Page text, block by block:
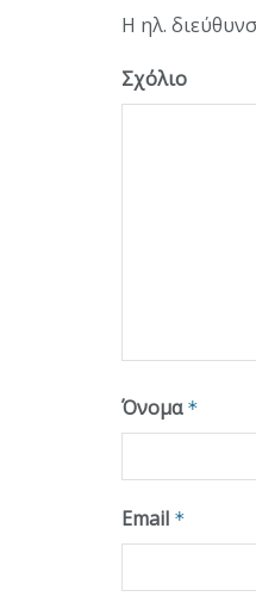
Η ηλ.
Σχόλιο
Όνομα *
Email *